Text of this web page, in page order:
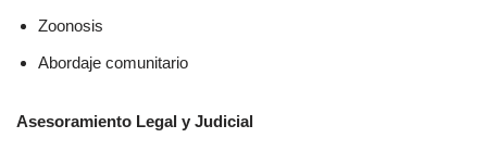
Zoonosis
Abordaje comunitario
Asesoramiento Legal y Judicial